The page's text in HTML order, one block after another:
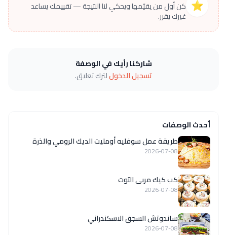
⭐ كن أول من يقيّمها ويحكي لنا النتيجة — تقييمك يساعد
غيرك يقرر.
شاركنا رأيك في الوصفة
تسجيل الدخوللترك تعليق.
أحدث الوصفات
طريقة عمل سوفليه أومليت الديك الرومي والذرة
2026-07-08
كب كيك مربى التوت
2026-07-08
ساندوتش السجق الاسكندراني
2026-07-08